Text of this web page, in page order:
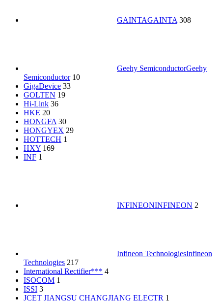
GAINTAGAINTA 308
Geehy SemiconductorGeehy
Semiconductor 10
GigaDevice 33
GOLTEN 19
Hi-Link 36
HKE 20
HONGFA 30
HONGYEX 29
HOTTECH 1
HXY 169
INF 1
INFINEONINFINEON 2
Infineon TechnologiesInfineon
Technologies 217
International Rectifier*** 4
ISOCOM 1
ISSI 3
JCET JIANGSU CHANGJIANG ELECTR 1